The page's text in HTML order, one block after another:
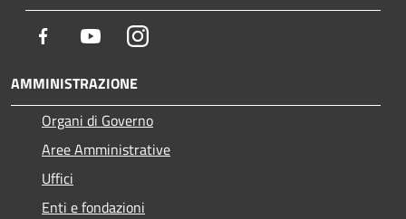
Facebook YoutubeInstagram
AMMINISTRAZIONE
Organi di Governo
Aree Amministrative
Uffici
Enti e fondazioni